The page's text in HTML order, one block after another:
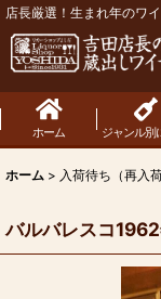
店長厳選！生まれ年のワ
ホーム ジャンル別
ホーム > 入荷待ち（再入
バルバレスコ